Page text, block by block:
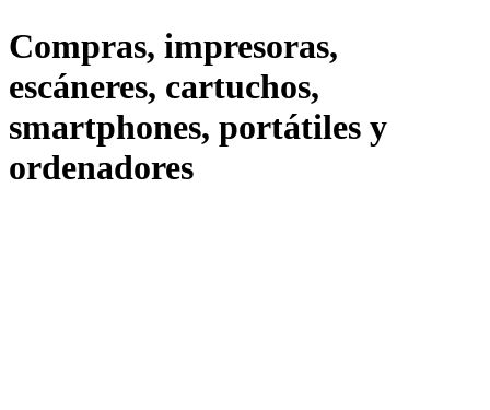
Compras, impresoras,
escáneres, cartuchos,
smartphones, portátiles y
ordenadores